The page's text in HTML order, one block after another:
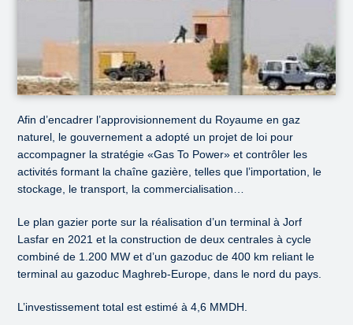
Afin d’encadrer l’approvisionnement du Royaume en gaz
naturel, le gouvernement a adopté un projet de loi pour
accompagner la stratégie «Gas To Power» et contrôler les
activités formant la chaîne gazière, telles que l’importation, le
stockage, le transport, la commercialisation…
Le plan gazier porte sur la réalisation d’un terminal à Jorf
Lasfar en 2021 et la construction de deux centrales à cycle
combiné de 1.200 MW et d’un gazoduc de 400 km reliant le
terminal au gazoduc Maghreb-Europe, dans le nord du pays.
L’investissement total est estimé à 4,6 MMDH.